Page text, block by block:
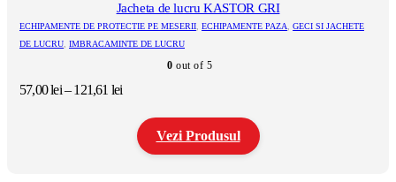
variații.
Opțiunile
pot
alese
în
Jacheta de lucru KASTOR GRI
ECHIPAMENTE DE PROTECTIE PE MESERII, ECHIPAMENTE PAZA, GECI SI JACHETE
DE LUCRU, IMBRACAMINTE DE LUCRU
0 out of 5
57,00lei– 121,61 leiInterval
prețuri:
57,00 lei
până
Vezi Produsul